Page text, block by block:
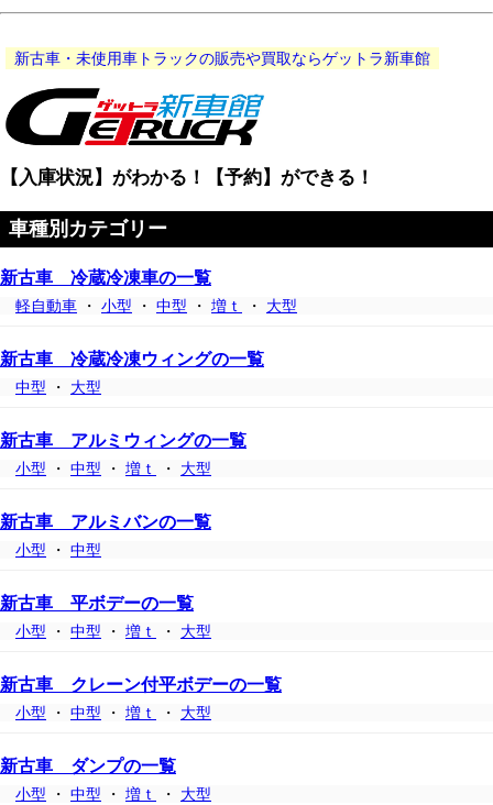
新古車・未使用車トラックの販売や買取ならゲットラ新車館
【入庫状況】がわかる！【予約】ができる！
車種別カテゴリー
新古車 冷蔵冷凍車の一覧
軽自動車 ・ 小型 ・ 中型 ・ 増ｔ ・ 大型
新古車 冷蔵冷凍ウィングの一覧
中型 ・ 大型
新古車 アルミウィングの一覧
小型 ・ 中型 ・ 増ｔ ・ 大型
新古車 アルミバンの一覧
小型 ・ 中型
新古車 平ボデーの一覧
小型 ・ 中型 ・ 増ｔ ・ 大型
新古車 クレーン付平ボデーの一覧
小型 ・ 中型 ・ 増ｔ ・ 大型
新古車 ダンプの一覧
小型 ・ 中型 ・ 増ｔ ・ 大型